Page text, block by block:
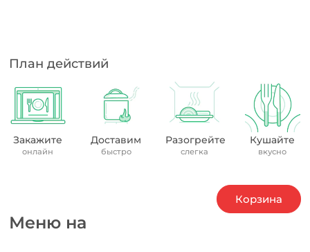
План действий
Закажите
онлайн
Доставим
быстро
Разогрейте
слегка
Кушайте
вкусно
Меню на
Корзина